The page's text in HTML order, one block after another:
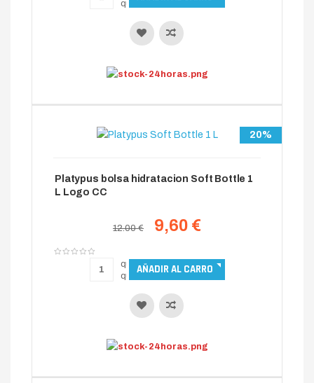
20%
Platypus bolsa hidratacion Soft Bottle 1
L Logo CC
12.00 € 9,60 €